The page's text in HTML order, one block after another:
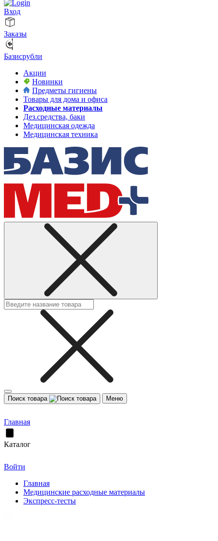
Вход
Заказы
Базисрубли
Акции
Новинки
Предметы гигиены
Товары для дома и офиса
Расходные материалы
Дез.средства, баки
Медицинская одежда
Медицинская техника
Поиск товара Меню
Главная
Каталог
Войти
Главная
Медицинские расходные материалы
Экспресс-тесты